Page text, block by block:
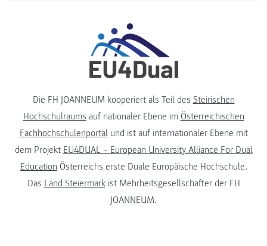
Die FH JOANNEUM kooperiert als Teil des Steirischen
Hochschulraums auf nationaler Ebene im Österreichischen
Fachhochschulenportalund ist auf internationaler Ebene mit
dem Projekt EU4DUAL – European University Alliance For Dual
Education Österreichs erste Duale Europäische Hochschule.
Das Land Steiermarkist Mehrheitsgesellschafter der FH
JOANNEUM.